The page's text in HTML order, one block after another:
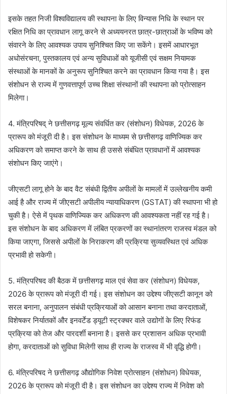
इसके तहत निजी विश्वविद्यालय की स्थापना के लिए विन्यास निधि के स्थान पर
रक्षित निधि का प्रावधान लागू करने से अध्ययनरत छात्र-छात्राओं के भविष्य को
संवारने के लिए आवश्यक उपाय सुनिश्चित किए जा सकेंगे। इसमें आधारभूत
अधोसंरचना, पुस्तकालय एवं अन्य सुविधाओं को यूजीसी एवं सक्षम नियामक
संस्थाओं के मानकों के अनुरूप सुनिश्चित करने का प्रावधान किया गया है। इस
संशोधन से राज्य में गुणवत्तापूर्ण उच्च शिक्षा संस्थानों की स्थापना को प्रोत्साहन
मिलेगा।
4. मंत्रिपरिषद् ने छत्तीसगढ़ मूल्य संवर्धित कर (संशोधन) विधेयक, 2026 के
प्रारूप को मंजूरी दी है। इस संशोधन के माध्यम से छत्तीसगढ़ वाणिज्यिक कर
अधिकरण को समाप्त करने के साथ ही उससे संबंधित प्रावधानों में आवश्यक
संशोधन किए जाएंगे।
जीएसटी लागू होने के बाद वैट संबंधी द्वितीय अपीलों के मामलों में उल्लेखनीय कमी
आई है और राज्य में जीएसटी अपीलीय न्यायाधिकरण (GSTAT) की स्थापना भी हो
चुकी है। ऐसे में पृथक वाणिज्यिक कर अधिकरण की आवश्यकता नहीं रह गई है।
इस संशोधन के बाद अधिकरण में लंबित प्रकरणों का स्थानांतरण राजस्व मंडल को
किया जाएगा, जिससे अपीलों के निराकरण की प्रक्रिया सुव्यवस्थित एवं अधिक
प्रभावी हो सकेगी।
5. मंत्रिपरिषद की बैठक में छत्तीसगढ़ माल एवं सेवा कर (संशोधन) विधेयक,
2026 के प्रारूप को मंजूरी दी गई। इस संशोधन का उद्देश्य जीएसटी कानून को
सरल बनाना, अनुपालन संबंधी प्रक्रियाओं को आसान बनाना तथा करदाताओं,
विशेषकर निर्यातकों और इनवर्टेड ड्यूटी स्ट्रक्चर वाले उद्योगों के लिए रिफंड
प्रक्रिया को तेज और पारदर्शी बनाना है। इससे कर प्रशासन अधिक प्रभावी
होगा, करदाताओं को सुविधा मिलेगी साथ ही राज्य के राजस्व में भी वृद्धि होगी।
6. मंत्रिपरिषद ने छत्तीसगढ़ औद्योगिक निवेश प्रोत्साहन (संशोधन) विधेयक,
2026 के प्रारूप को मंजूरी दी है। इस संशोधन का उद्देश्य राज्य में निवेश को